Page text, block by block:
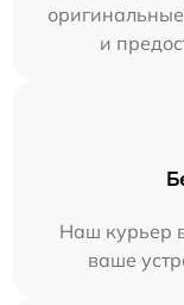
и
Наш курьер
ваше